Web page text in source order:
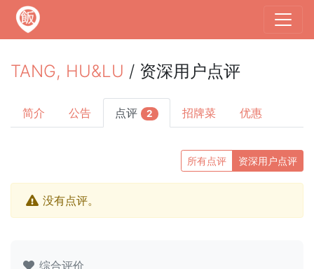
TANG, HU&LU / 资深用户点评
简介 公告 点评 2 招牌菜 优惠
所有点评 资深用户点评
没有点评。
综合评价